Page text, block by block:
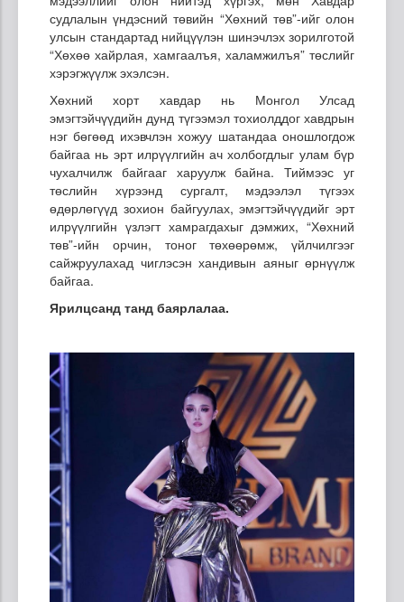
судлалын үндэсний төвийн “Хөхний төв”-ийг олон
улсын стандартад нийцүүлэн шинэчлэх зорилготой
“Хөхөө хайрлая, хамгаалъя, халамжилъя” төслийг
хэрэгжүүлж эхэлсэн.
Хөхний хорт хавдар нь Монгол Улсад
эмэгтэйчүүдийн дунд түгээмэл тохиолддог хавдрын
нэг бөгөөд ихэвчлэн хожуу шатандаа оношлогдож
байгаа нь эрт илрүүлгийн ач холбогдлыг улам бүр
чухалчилж байгааг харуулж байна. Тиймээс уг
төслийн хүрээнд сургалт, мэдээлэл түгээх
өдөрлөгүүд зохион байгуулах, эмэгтэйчүүдийг эрт
илрүүлгийн үзлэгт хамрагдахыг дэмжих, “Хөхний
төв”-ийн орчин, тоног төхөөрөмж, үйлчилгээг
сайжруулахад чиглэсэн хандивын аяныг өрнүүлж
байгаа.
Ярилцсанд танд баярлалаа.